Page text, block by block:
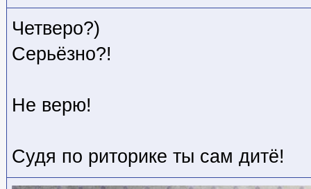
Четверо?)
Серьёзно?!
Не верю!
Судя по риторике ты сам дитё!